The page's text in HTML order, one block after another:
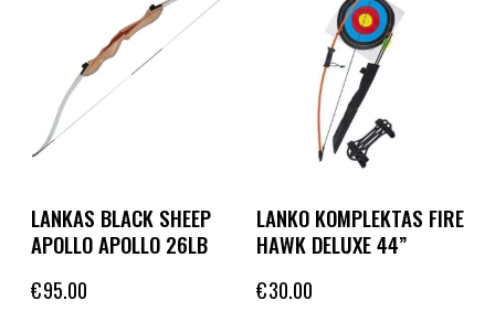
LANKAS BLACK SHEEP
APOLLO APOLLO 26LB
€95.00
LANKO KOMPLEKTAS FIRE
HAWK DELUXE 44”
€30.00